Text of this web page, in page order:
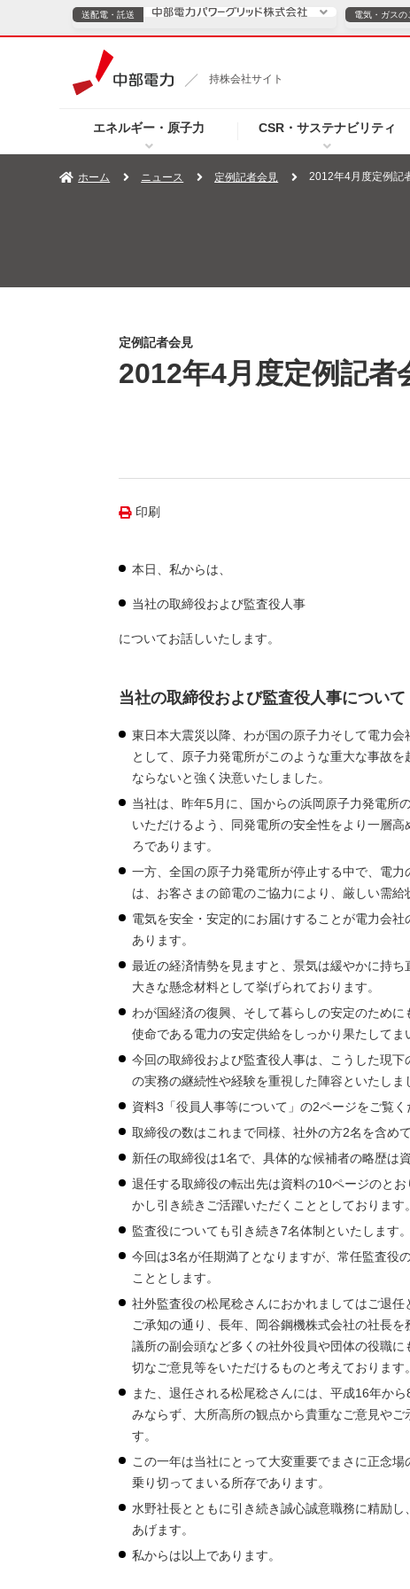
持株会社サイト
エネルギー・原子力 CSR・サステナビリティ
送配電・託送
TOPページへ ご案内
電気・ガスの
電気・ガスのご契約
TOPページへ 個人のお
ホーム ニュース 定例記者会見 2012年4月度定例
定例記者会見
2012年4月度定例記
印刷
本日、私からは、
当社の取締役および監査役人事
についてお話しいたします。
当社の取締役および監査役人事について
東日本大震災以降、わが国の原子力そして電力
として、原子力発電所がこのような重大な事故
ならないと強く決意いたしました。
当社は、昨年5月に、国からの浜岡原子力発電所
いただけるよう、同発電所の安全性をより一層
ろであります。
一方、全国の原子力発電所が停止する中で、電
は、お客さまの節電のご協力により、厳しい需
電気を安全・安定的にお届けすることが電力会
あります。
最近の経済情勢を見ますと、景気は緩やかに持
大きな懸念材料として挙げられております。
わが国経済の復興、そして暮らしの安定のため
使命である電力の安定供給をしっかり果たしてま
今回の取締役および監査役人事は、こうした現
の実務の継続性や経験を重視した陣容といたしま
資料3「役員人事等について」の2ページをご覧く
取締役の数はこれまで同様、社外の方2名を含め
新任の取締役は1名で、具体的な候補者の略歴は
退任する取締役の転出先は資料の10ページのと
かし引き続きご活躍いただくこととしております。
監査役についても引き続き7名体制といたします
今回は3名が任期満了となりますが、常任監査役
こととします。
社外監査役の松尾稔さんにおかれましてはご退
ご承知の通り、長年、岡谷鋼機株式会社の社長
議所の副会頭など多くの社外役員や団体の役職
切なご意見等をいただけるものと考えております。
また、退任される松尾稔さんには、平成16年か
みならず、大所高所の観点から貴重なご意見や
す。
この一年は当社にとって大変重要でまさに正念
乗り切ってまいる所存であります。
水野社長とともに引き続き誠心誠意職務に精励
あげます。
私からは以上であります。